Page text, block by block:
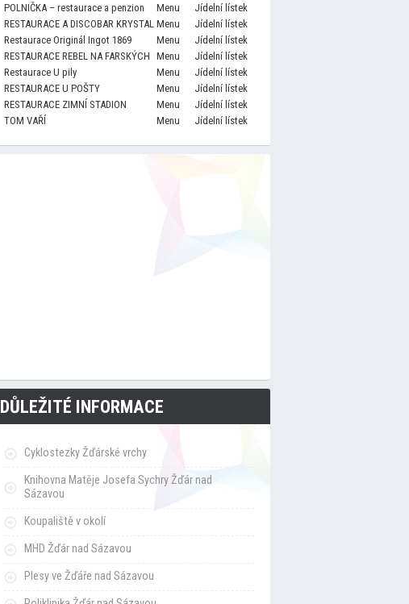
POLNIČKA – restaurace a penzion
Menu
Jídelní lístek
RESTAURACE A DISCOBAR KRYSTAL Menu
Jídelní lístek
Restaurace Originál Ingot 1869
Menu
Jídelní lístek
RESTAURACE REBEL NA FARSKÝCH Menu
Jídelní lístek
Restaurace U pily
Menu
Jídelní lístek
RESTAURACE U POŠTY
Menu
Jídelní lístek
RESTAURACE ZIMNÍ STADION
Menu
Jídelní lístek
TOM VAŘÍ
Menu Jídelní lístek
DŮLEŽITÉ INFORMACE
Cyklostezky Žďárské vrchy
Knihovna Matěje Josefa Sychry Žďár nad
Sázavou
Koupaliště v okolí
MHD Žďár nad Sázavou
Plesy ve Žďáře nad Sázavou